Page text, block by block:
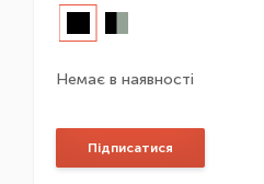
Немає в наявності
Підписатися